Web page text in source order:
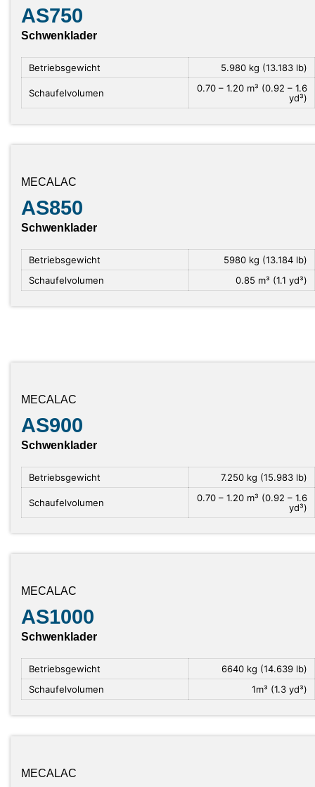
AS750
Schwenklader
Betriebsgewicht 5.980 kg (13.183 lb)
Schaufelvolumen
0.70 – 1.20 m³ (0.92 – 1.6
yd³)
MECALAC
AS850
Schwenklader
Betriebsgewicht
5980 kg (13.184 lb)
Schaufelvolumen
0.85 m³ (1.1 yd³)
MECALAC
AS900
Schwenklader
Betriebsgewicht 7.250 kg (15.983 lb)
Schaufelvolumen
0.70 – 1.20 m³ (0.92 – 1.6
yd³)
MECALAC
AS1000
Schwenklader
Betriebsgewicht
6640 kg (14.639 lb)
Schaufelvolumen
1m³ (1.3 yd³)
MECALAC